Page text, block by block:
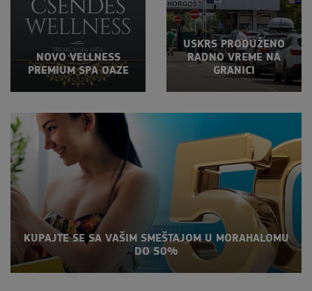
NOVO VELLNESS
PREMIUM SPA OAZE
USKRS PRODUŽENO
RADNO VREME NA
GRANICI
KUPAJTE SE SA VAŠIM SMEŠTAJOM U MORAHALOMU
DO 50%